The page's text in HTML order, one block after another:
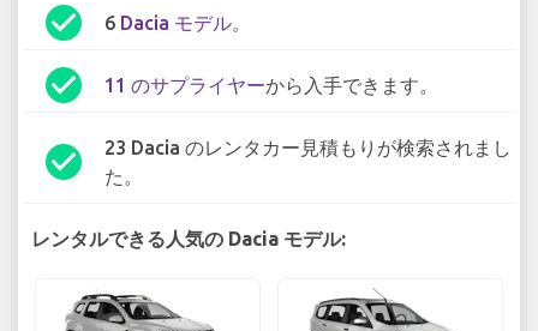
check_circle 6 Dacia モデル。
check_circle 11 のサプライヤーから入手できます。
check_circle
23 Dacia のレンタカー見積もりが検索されまし
た。
レンタルできる人気の Dacia モデル: